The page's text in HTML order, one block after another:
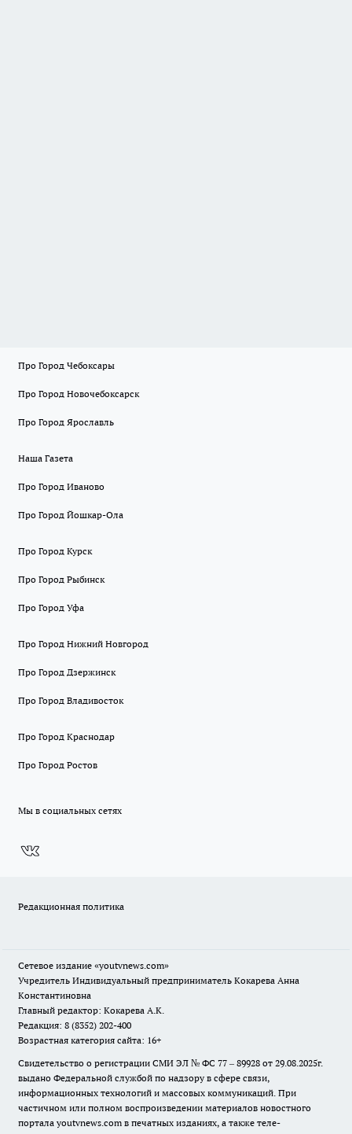
Про Город Чебоксары
Про Город Новочебоксарск
Про Город Ярославль
Наша Газета
Про Город Иваново
Про Город Йошкар-Ола
Про Город Курск
Про Город Рыбинск
Про Город Уфа
Про Город Нижний Новгород
Про Город Дзержинск
Про Город Владивосток
Про Город Краснодар
Про Город Ростов
Мы в социальных сетях
Редакционная политика
Сетевое издание «youtvnews.com»
Учредитель Индивидуальный предприниматель Кокарева Анна
Константиновна
Главный редактор: Кокарева А.К.
Редакция: 8 (8352) 202-400
Возрастная категория сайта: 16+
Свидетельство о регистрации СМИ ЭЛ № ФС 77 – 89928 от 29.08.2025г.
выдано Федеральной службой по надзору в сфере связи,
информационных технологий и массовых коммуникаций. При
частичном или полном воспроизведении материалов новостного
портала youtvnews.com в печатных изданиях, а также теле-